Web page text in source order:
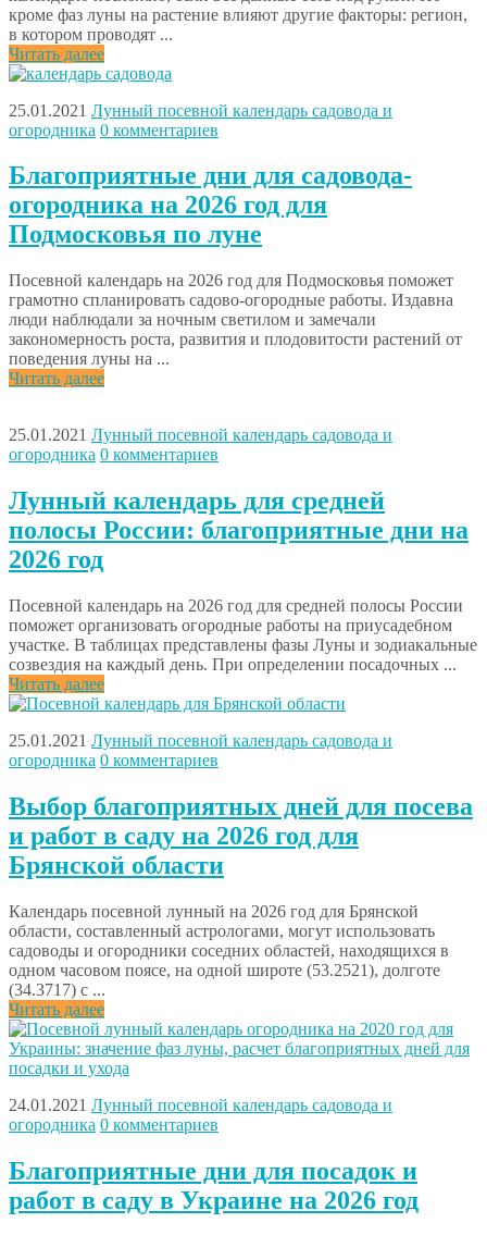
кроме фаз луны на растение влияют другие факторы: регион,
в котором проводят ...
Читать далее
25.01.2021 Лунный посевной календарь садовода и
огородника 0 комментариев
Благоприятные дни для садовода-
огородника на 2026 год для
Подмосковья по луне
Посевной календарь на 2026 год для Подмосковья поможет
грамотно спланировать садово-огородные работы. Издавна
люди наблюдали за ночным светилом и замечали
закономерность роста, развития и плодовитости растений от
поведения луны на ...
Читать далее
25.01.2021 Лунный посевной календарь садовода и
огородника 0 комментариев
Лунный календарь для средней
полосы России: благоприятные дни на
2026 год
Посевной календарь на 2026 год для средней полосы России
поможет организовать огородные работы на приусадебном
участке. В таблицах представлены фазы Луны и зодиакальные
созвездия на каждый день. При определении посадочных ...
Читать далее
25.01.2021 Лунный посевной календарь садовода и
огородника 0 комментариев
Выбор благоприятных дней для посева
и работ в саду на 2026 год для
Брянской области
Календарь посевной лунный на 2026 год для Брянской
области, составленный астрологами, могут использовать
садоводы и огородники соседних областей, находящихся в
одном часовом поясе, на одной широте (53.2521), долготе
(34.3717) с ...
Читать далее
24.01.2021 Лунный посевной календарь садовода и
огородника 0 комментариев
Благоприятные дни для посадок и
работ в саду в Украине на 2026 год